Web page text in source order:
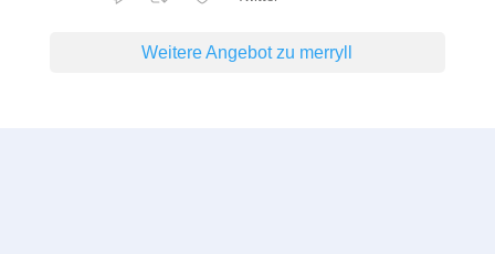
Weitere Angebot zu merryll